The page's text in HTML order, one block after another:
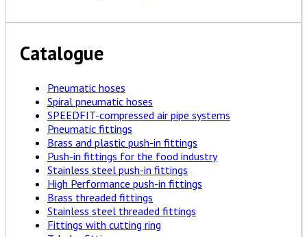
Catalogue
Pneumatic hoses
Spiral pneumatic hoses
SPEEDFIT-compressed air pipe systems
Pneumatic fittings
Brass and plastic push-in fittings
Push-in fittings for the food industry
Stainless steel push-in fittings
High Performance push-in fittings
Brass threaded fittings
Stainless steel threaded fittings
Fittings with cutting ring